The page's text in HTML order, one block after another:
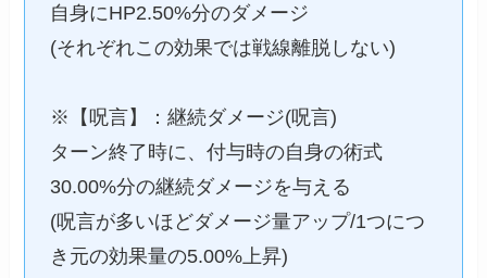
自身にHP2.50%分のダメージ
(それぞれこの効果では戦線離脱しない)
※【呪言】：継続ダメージ(呪言)
ターン終了時に、付与時の自身の術式
30.00%分の継続ダメージを与える
(呪言が多いほどダメージ量アップ/1つにつ
き元の効果量の5.00%上昇)